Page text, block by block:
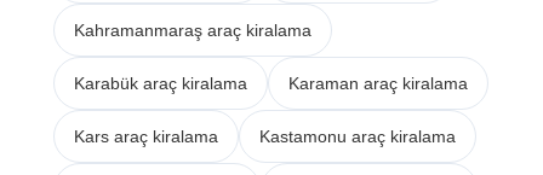
Kahramanmaraş araç kiralama
Karabük araç kiralama Karaman araç kiralama
Kars araç kiralama Kastamonu araç kiralama